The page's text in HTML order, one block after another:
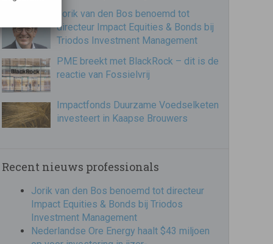
Jorik van den Bos benoemd tot
directeur Impact Equities & Bonds bij
Triodos Investment Management
PME breekt met BlackRock – dit is de
reactie van Fossielvrij
Impactfonds Duurzame Voedselketen
investeert in Kaapse Brouwers
Recent nieuws professionals
Jorik van den Bos benoemd tot directeur
Impact Equities & Bonds bij Triodos
Investment Management
Nederlandse Ore Energy haalt $43 miljoen